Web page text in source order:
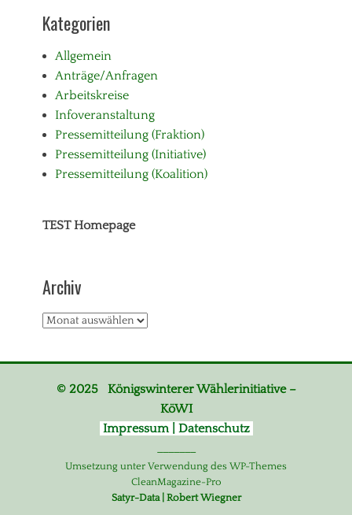
Kategorien
Allgemein
Anträge/Anfragen
Arbeitskreise
Infoveranstaltung
Pressemitteilung (Fraktion)
Pressemitteilung (Initiative)
Pressemitteilung (Koalition)
TEST Homepage
Archiv
Archiv
© 2025 Königswinterer Wählerinitiative –
KöWI
Impressum | Datenschutz
Umsetzung unter Verwendung des WP-Themes
CleanMagazine-Pro
Satyr-Data | Robert Wiegner